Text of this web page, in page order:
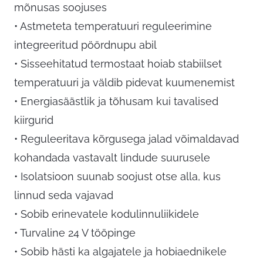
mõnusas soojuses
• Astmeteta temperatuuri reguleerimine
integreeritud pöördnupu abil
• Sisseehitatud termostaat hoiab stabiilset
temperatuuri ja väldib pidevat kuumenemist
• Energiasäästlik ja tõhusam kui tavalised
kiirgurid
• Reguleeritava kõrgusega jalad võimaldavad
kohandada vastavalt lindude suurusele
• Isolatsioon suunab soojust otse alla, kus
linnud seda vajavad
• Sobib erinevatele kodulinnuliikidele
• Turvaline 24 V tööpinge
• Sobib hästi ka algajatele ja hobiaednikele